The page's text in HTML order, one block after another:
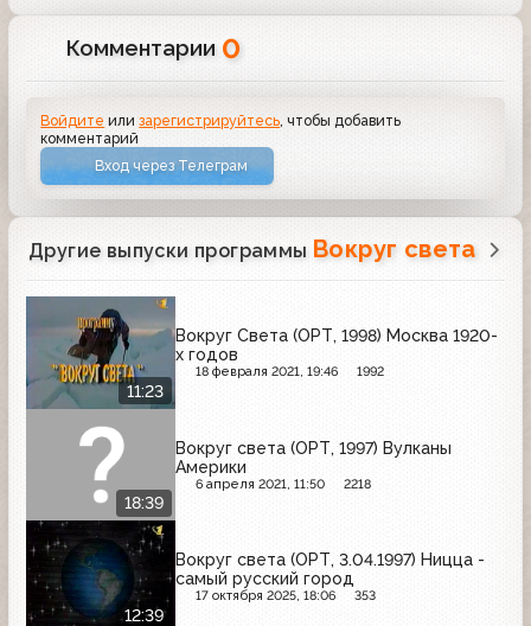
Комментарии 0
Войдите илизарегистрируйтесь , чтобы добавить
комментарий
Вход через Телеграм
Другие выпуски программы Вокруг света
11:23
Вокруг Света (ОРТ, 1998) Москва 1920-
х годов
18 февраля 2021, 19:46 1992
18:39
Вокруг света (ОРТ, 1997) Вулканы
Америки
6 апреля 2021, 11:50 2218
12:39
Вокруг света (ОРТ, 3.04.1997) Ницца -
самый русский город
17 октября 2025, 18:06 353